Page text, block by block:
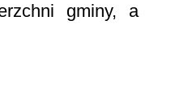
gminy, a